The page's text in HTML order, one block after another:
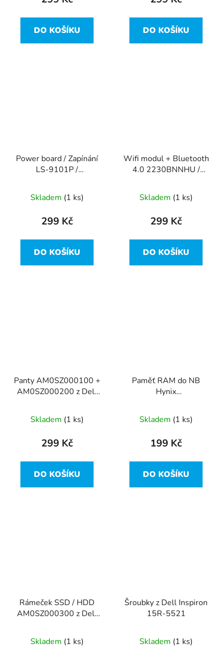
DO KOŠÍKU DO KOŠÍKU
Power board / Zapínání
LS-9101P /
Inspiron 15R-5521
Skladem (1 ks)
299 Kč
DO KOŠÍKU
Wifi modul + Bluetooth
4.0 2230BNNHU /
15R-5521
Skladem (1 ks)
299 Kč
DO KOŠÍKU
Panty AM0SZ000100 +
AM0SZ000200 z Dell
Skladem (1 ks)
299 Kč
DO KOŠÍKU
Paměť RAM do NB
Hynix
2GB 1600MHz DDR3
PC3
Skladem (1 ks)
199 Kč
DO KOŠÍKU
Rámeček SSD / HDD
AM0SZ000300 z Dell
Skladem (1 ks)
Šroubky z Dell Inspiron
15R-5521
Skladem (1 ks)